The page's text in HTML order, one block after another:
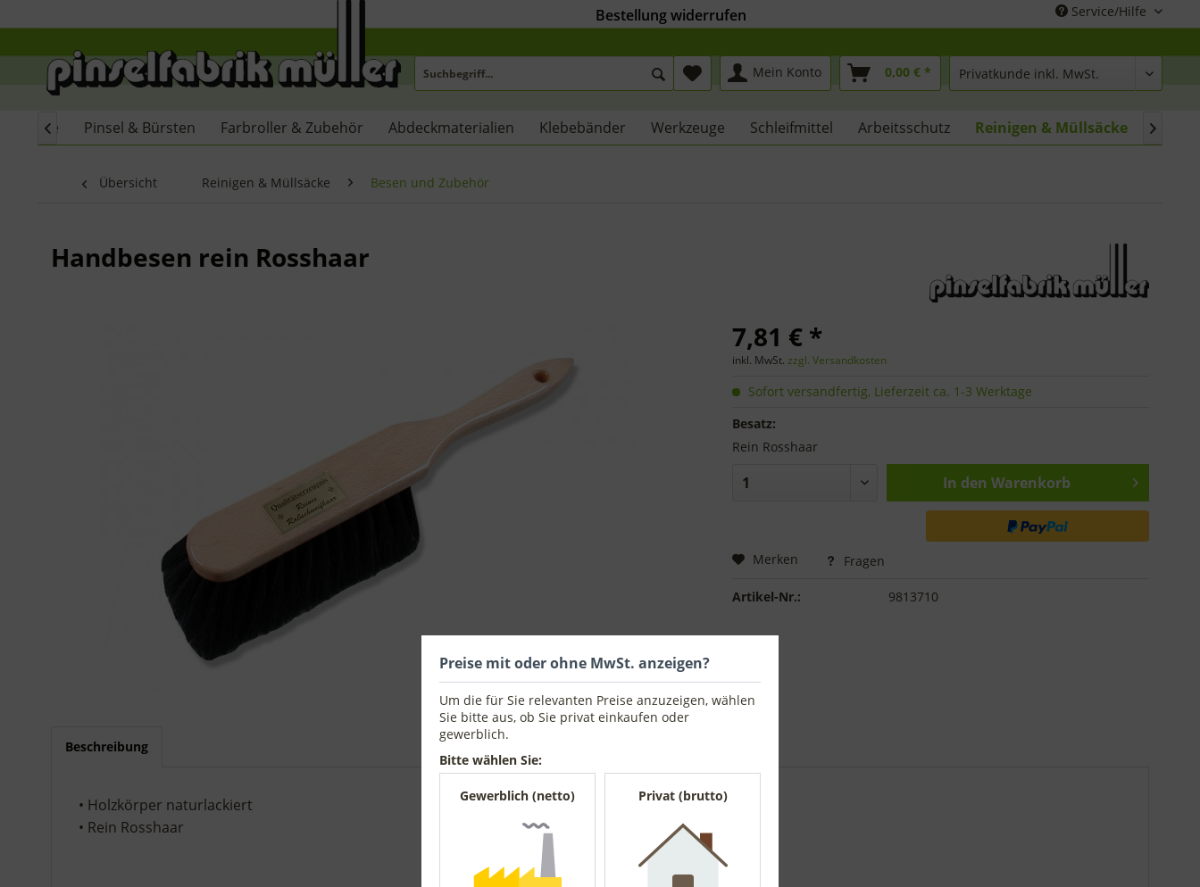
Service/Hilfe
Mein Konto 0,00 € *
Home Pinsel & Bürsten Farbroller & Zubehör Abdeckmaterialien Klebebänder Werkzeuge Schleifmittel Arbeitsschutz Reinigen & Müllsäcke %
 
Übersicht Reinigen & Müllsäcke Besen und Zubehör
Handbesen rein Rosshaar
7,81 € *
inkl. MwSt. zzgl. Versandkosten
Sofort versandfertig, Lieferzeit ca. 1-3 Werktage
Besatz:
Rein Rosshaar
In den Warenkorb
Merken Fragen
Artikel-Nr.: 9813710
Beschreibung
• Holzkörper naturlackiert
• Rein Rosshaar
Bestellung widerrufen
Preise mit oder ohne MwSt. anzeigen?
Um die für Sie relevanten Preise anzuzeigen, wählen
Sie bitte aus, ob Sie privat einkaufen oder
gewerblich.
Bitte wählen Sie:
Gewerblich (netto) Privat (brutto)